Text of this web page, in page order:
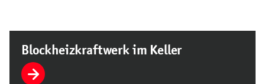
Blockheizkraftwerk im Keller